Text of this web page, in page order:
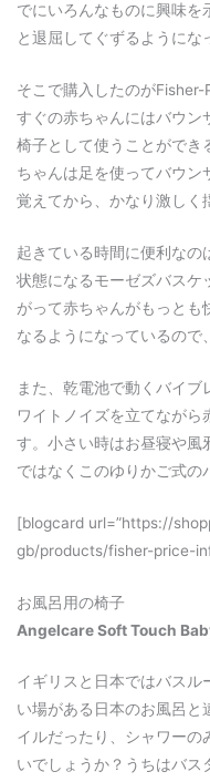
でにいろんなものに興味を
と退屈してぐずるようにな
そこで購入したのが
すぐの赤ちゃんにはバウン
椅子として使うことができ
ちゃんは足を使ってバウン
覚えてから、かなり激しく
起きている時間に便利なの
状態になるモーゼズバスケ
がって赤ちゃんがもっとも
なるようになっているので
また、乾電池で動くバイ
ワイトノイズを立てながら
す。小さい時はお昼寝や風
ではなくこのゆりかご式の
[blogcard url=”https://
gb/products/fisher-price-
お風呂用の椅子
Angelcare Soft Touch
イギリスと日本ではバスル
い場がある日本のお風呂と
イルだったり、シャワーの
いでしょうか？うちはバス